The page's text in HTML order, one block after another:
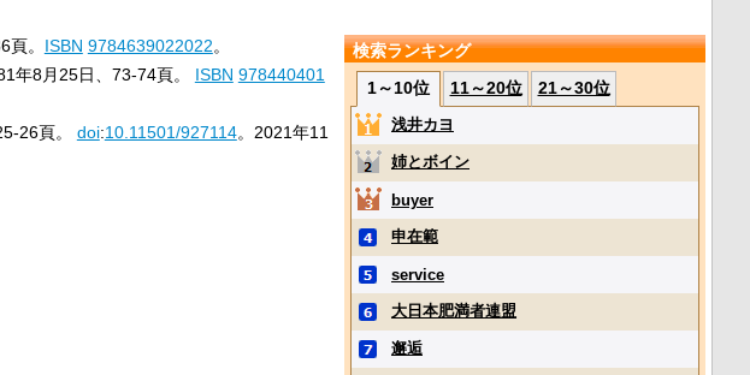
。 ISBN 9784639022022。
年8月25日、73-74頁。 ISBN 978440401
26頁。 doi:10.11501/927114。 2021年11
検索ランキング
1～10位
11～20位 21～30位
浅井カヨ
姉とボイン
buyer
申在範
service
大日本肥満者連盟
邂逅